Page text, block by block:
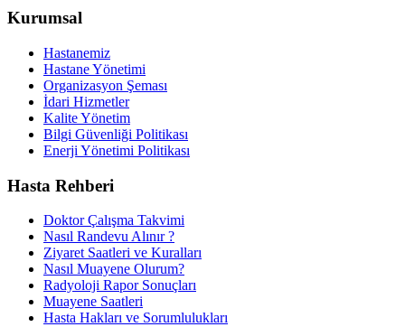
Kurumsal
Hastanemiz
Hastane Yönetimi
Organizasyon Şeması
İdari Hizmetler
Kalite Yönetim
Bilgi Güvenliği Politikası
Enerji Yönetimi Politikası
Hasta Rehberi
Doktor Çalışma Takvimi
Nasıl Randevu Alınır ?
Ziyaret Saatleri ve Kuralları
Nasıl Muayene Olurum?
Radyoloji Rapor Sonuçları
Muayene Saatleri
Hasta Hakları ve Sorumlulukları